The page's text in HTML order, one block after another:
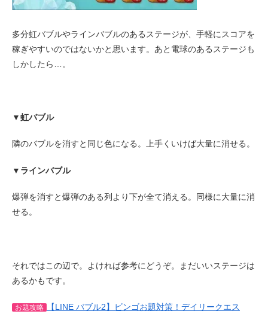
多分虹バブルやラインバブルのあるステージが、手軽にスコアを
稼ぎやすいのではないかと思います。あと電球のあるステージも
しかしたら…。
▼虹バブル
隣のバブルを消すと同じ色になる。上手くいけば大量に消せる。
▼ラインバブル
爆弾を消すと爆弾のある列より下が全て消える。同様に大量に消
せる。
それではこの辺で。よければ参考にどうぞ。まだいいステージは
あるかもです。
お題攻略
【LINE バブル2】ビンゴお題対策！デイリークエス